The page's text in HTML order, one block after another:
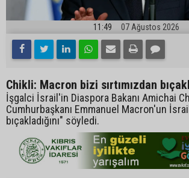
11:49 07 Ağustos 2026
Chikli: Macron bizi sırtımızdan
İşgalci İsrail'in Diaspora Bakanı Amichai
Cumhurbaşkanı Emmanuel Macron'un
bıçakladığını" söyledi.